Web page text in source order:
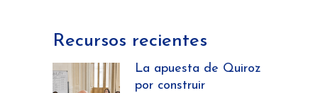
Recursos recientes
La apuesta de Quiroz
por construir